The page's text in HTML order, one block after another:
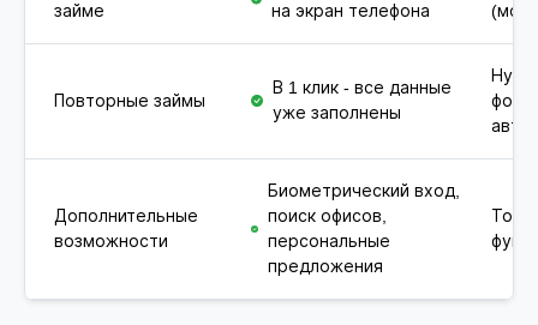
займе
на экран телефона
Повторные займы
В 1 клик - все данные
уже заполнены
Дополнительные
возможности
Биометрический вход,
поиск офисов,
персональные
предложения